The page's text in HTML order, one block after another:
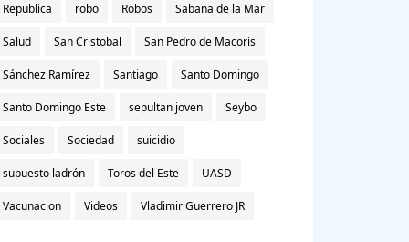
Republica robo Robos Sabana de la Mar
Salud San Cristobal San Pedro de Macorís
Sánchez Ramírez Santiago Santo Domingo
Santo Domingo Este sepultan joven Seybo
Sociales Sociedad suicidio
supuesto ladrón Toros del Este UASD
Vacunacion Videos Vladimir Guerrero JR